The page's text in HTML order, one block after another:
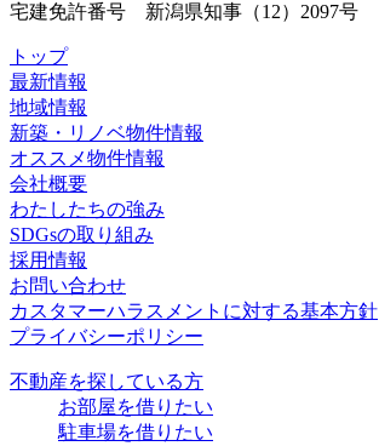
宅建免許番号 新潟県知事（12）2097号
トップ
最新情報
地域情報
新築・リノベ物件情報
オススメ物件情報
会社概要
わたしたちの強み
SDGsの取り組み
採用情報
お問い合わせ
カスタマーハラスメントに対する基本方針
プライバシーポリシー
不動産を探している方
お部屋を借りたい
駐車場を借りたい